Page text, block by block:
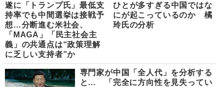
遂に「トランプ氏」最低支
持率でも中間選挙は接戦予
想…分断進む米社会、
「MAGA」「民主社会主
義」の共通点は“政策理解
に乏しい支持者”か
ひとが多すぎる中国ではな
にが起こっているのか 橘
玲氏の分析
専門家が中国「全人代」を分析する
と… 「完全に方向性を見失ってい